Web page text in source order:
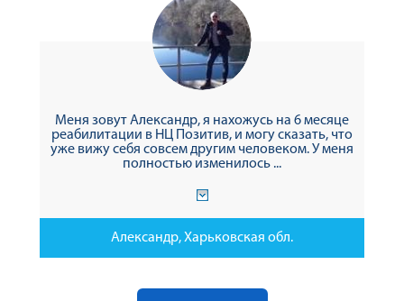
Меня зовут Александр, я нахожусь на 6 месяце
реабилитации в НЦ Позитив, и могу сказать, что
уже вижу себя совсем другим человеком. У меня
полностью изменилось ...
Александр, Харьковская обл.